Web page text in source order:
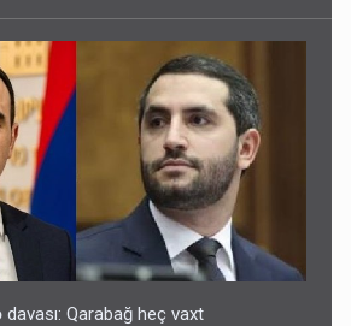
Qarabağ heç vaxt